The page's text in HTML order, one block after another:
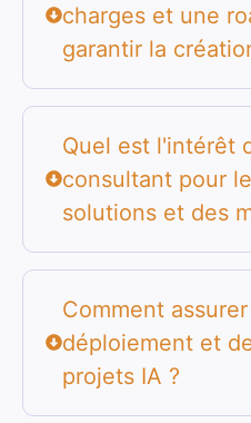
charges et une
garantir la
Quel est l'intérêt
consultant pour
solutions et des
Comment
déploiement et
projets IA ?